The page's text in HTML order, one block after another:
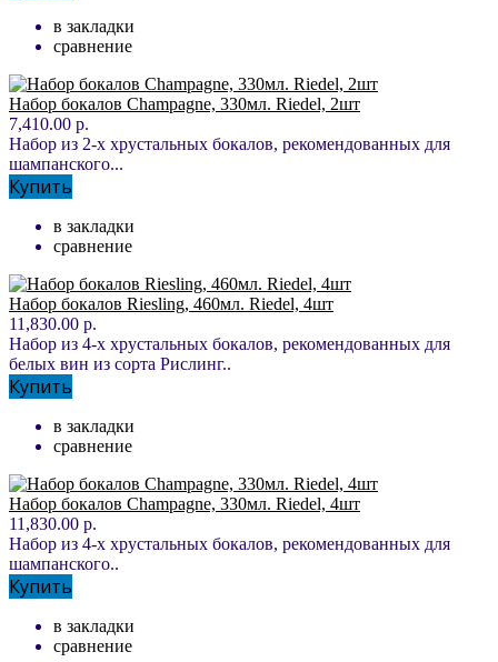
в закладки
сравнение
Набор бокалов Champagne, 330мл. Riedel, 2шт
7,410.00 р.
Набор из 2-х хрустальных бокалов, рекомендованных для
шампанского...
Купить
в закладки
сравнение
Набор бокалов Riesling, 460мл. Riedel, 4шт
11,830.00 р.
Набор из 4-х хрустальных бокалов, рекомендованных для
белых вин из сорта Рислинг..
Купить
в закладки
сравнение
Набор бокалов Champagne, 330мл. Riedel, 4шт
11,830.00 р.
Набор из 4-х хрустальных бокалов, рекомендованных для
шампанского..
Купить
в закладки
сравнение